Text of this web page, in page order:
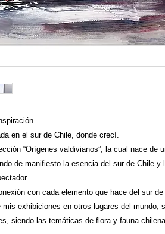
en el sur de Chile, donde crecí.
“Orígenes valdivianos”, la cual nace de
de manifiesto la esencia del sur de Chile y
con cada elemento que hace del sur
mis exhibiciones en otros lugares del mundo,
siendo las temáticas de flora y fauna